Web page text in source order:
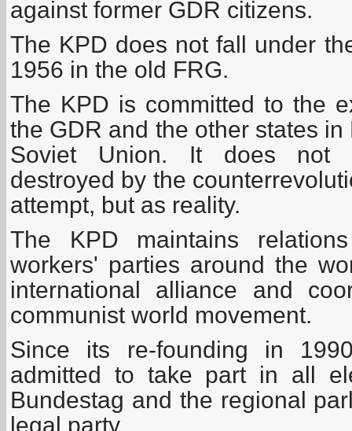
against former GDR citizens.
The KPD does not fall under
1956 in the old FRG.
The KPD is committed to the
the GDR and the other states
Soviet Union. It does not
destroyed by the
attempt, but as reality.
The KPD maintains
workers' parties around the
international alliance and
communist world movement.
Since its re-founding in
admitted to take part in all
Bundestag and the regional
legal party.